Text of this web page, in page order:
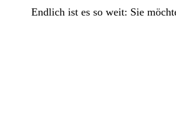
Endlich ist es so weit: Sie